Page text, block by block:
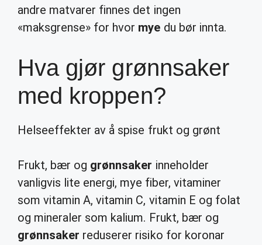
andre matvarer finnes det ingen
«maksgrense» for hvor mye du bør innta.
Hva gjør grønnsaker
med kroppen?
Helseeffekter av å spise frukt og grønt
Frukt, bær og grønnsaker inneholder
vanligvis lite energi, mye fiber, vitaminer
som vitamin A, vitamin C, vitamin E og folat
og mineraler som kalium. Frukt, bær og
grønnsaker reduserer risiko for koronar